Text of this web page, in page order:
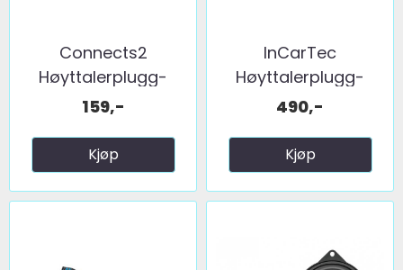
Connects2
Høyttalerplugg-
adaptere BMW ...
159,-
Kjøp
InCarTec
Høyttalerplugg-
adaptere ...
490,-
Kjøp